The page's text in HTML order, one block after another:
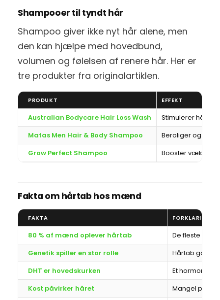
Shampooer til tyndt hår
Shampoo giver ikke nyt hår alene, men
den kan hjælpe med hovedbund,
volumen og følelsen af renere hår. Her er
tre produkter fra originalartiklen.
PRODUKT EFFEKT
Australian Bodycare Hair Loss Wash
Stimulerer
Matas Men Hair & Body Shampoo
Beroliger og
Grow Perfect Shampoo
Booster vækst og
Fakta om hårtab hos mænd
FAKTA FORKLARING
80 % af mænd oplever hårtab
De fleste ser
Genetik spiller en stor rolle
Hårtab går
DHT er hovedskurken
Et hormon
Kost påvirker håret
Mangel på